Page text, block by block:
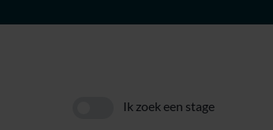
Ik zoek een stage